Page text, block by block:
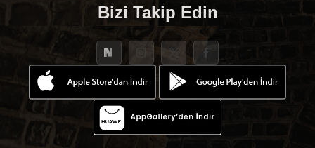
Bizi Takip Edin